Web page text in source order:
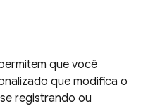
que você
que modifica o
registrando ou